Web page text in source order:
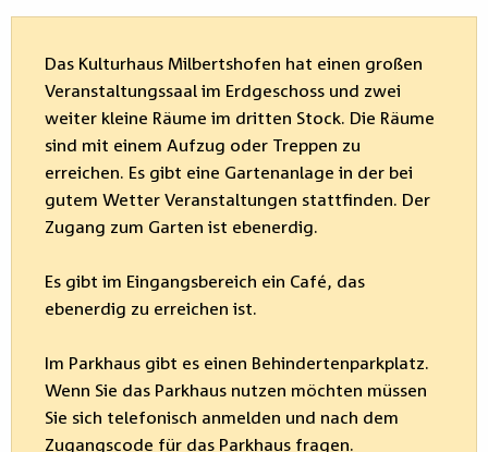
Das Kulturhaus Milbertshofen hat einen großen
Veranstaltungssaal im Erdgeschoss und zwei
weiter kleine Räume im dritten Stock. Die Räume
sind mit einem Aufzug oder Treppen zu
erreichen. Es gibt eine Gartenanlage in der bei
gutem Wetter Veranstaltungen stattfinden. Der
Zugang zum Garten ist ebenerdig.
Es gibt im Eingangsbereich ein Café, das
ebenerdig zu erreichen ist.
Im Parkhaus gibt es einen Behindertenparkplatz.
Wenn Sie das Parkhaus nutzen möchten müssen
Sie sich telefonisch anmelden und nach dem
Zugangscode für das Parkhaus fragen.